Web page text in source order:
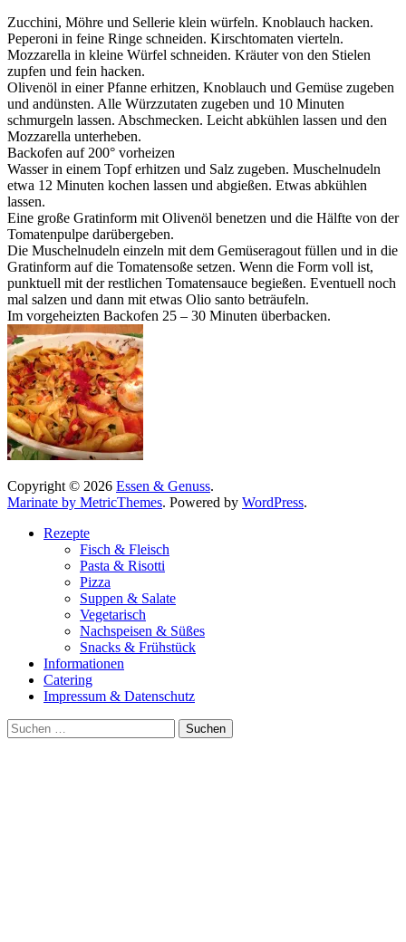
Zucchini, Möhre und Sellerie klein würfeln. Knoblauch hacken.
Peperoni in feine Ringe schneiden. Kirschtomaten vierteln.
Mozzarella in kleine Würfel schneiden. Kräuter von den Stielen
zupfen und fein hacken.
Olivenöl in einer Pfanne erhitzen, Knoblauch und Gemüse zugeben
und andünsten. Alle Würzzutaten zugeben und 10 Minuten
schmurgeln lassen. Abschmecken. Leicht abkühlen lassen und den
Mozzarella unterheben.
Backofen auf 200° vorheizen
Wasser in einem Topf erhitzen und Salz zugeben. Muschelnudeln
etwa 12 Minuten kochen lassen und abgießen. Etwas abkühlen
lassen.
Eine große Gratinform mit Olivenöl benetzen und die Hälfte von der
Tomatenpulpe darübergeben.
Die Muschelnudeln einzeln mit dem Gemüseragout füllen und in die
Gratinform auf die Tomatensoße setzen. Wenn die Form voll ist,
punktuell mit der restlichen Tomatensauce begießen. Eventuell noch
mal salzen und dann mit etwas Olio santo beträufeln.
Im vorgeheizten Backofen 25 – 30 Minuten überbacken.
Copyright © 2026 Essen & Genuss.
Marinate by MetricThemes. Powered by WordPress.
Rezepte
Fisch & Fleisch
Pasta & Risotti
Pizza
Suppen & Salate
Vegetarisch
Nachspeisen & Süßes
Snacks & Frühstück
Informationen
Catering
Impressum & Datenschutz
Suche
nach: